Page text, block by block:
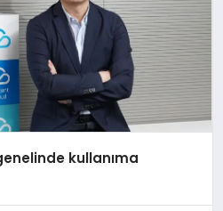
kullanıma